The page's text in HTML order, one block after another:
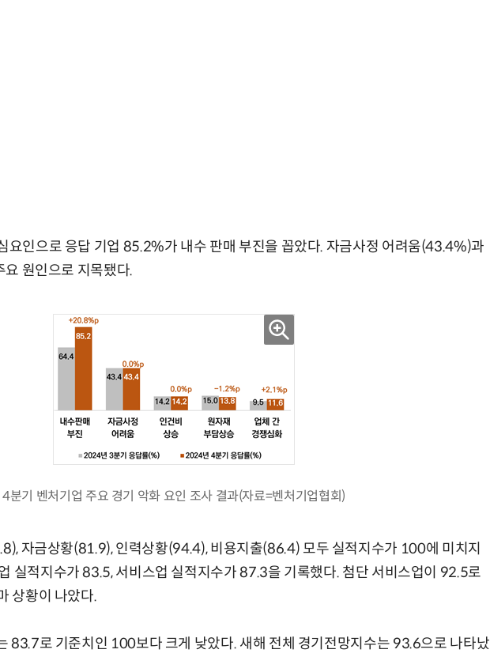
요인으로 응답 기업 85.2%가 내수 판매 부진을 꼽았다. 자금사정 어려움(43.4%)과
원인으로 지목됐다.
4분기 벤처기업 주요 경기 악화 요인 조사 결과(자료=벤처기업협회)
자금상황(81.9), 인력상황(94.4), 비용지출(86.4) 모두 실적지수가 100에 미치지
실적지수가 83.5, 서비스업 실적지수가 87.3을 기록했다. 첨단 서비스업이 92.5로
상황이 나았다.
83.7로 기준치인 100보다 크게 낮았다. 새해 전체 경기전망지수는 93.6으로 나타났